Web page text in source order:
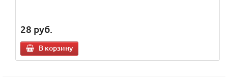
28 руб.
В корзину